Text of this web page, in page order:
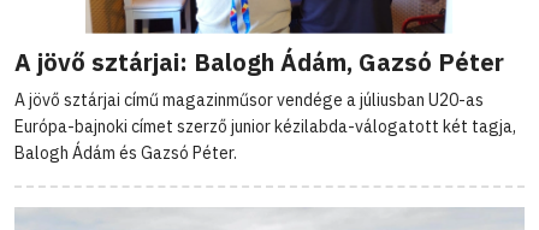
A jövő sztárjai: Balogh Ádám, Gazsó Péter
A jövő sztárjai című magazinműsor vendége a júliusban U20-as
Európa-bajnoki címet szerző junior kézilabda-válogatott két tagja,
Balogh Ádám és Gazsó Péter.